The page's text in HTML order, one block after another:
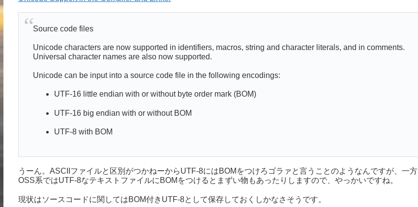
Source code files
Unicode characters are now supported in identifiers, macros, string and character literals, and in comments.
Universal character names are also now supported.
Unicode can be input into a source code file in the following encodings:
UTF-16 little endian with or without byte order mark (BOM)
UTF-16 big endian with or without BOM
UTF-8 with BOM
うーん。ASCIIファイルと区別がつかねーからUTF-8にはBOMをつけろゴラァと言うことのようなんですが、一方
OSS系ではUTF-8なテキストファイルにBOMをつけるとまずい物もあったりしますので、やっかいですね。
現状はソースコードに関してはBOM付きUTF-8として保存しておくしかなさそうです。